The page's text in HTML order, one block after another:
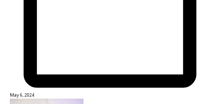
May 6, 2024